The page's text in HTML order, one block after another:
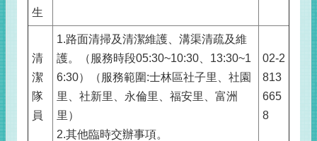
生
清
潔
隊
員
1.路面清掃及清潔維護、溝渠清疏及維
護。（服務時段05:30~10:30、13:30~1
6:30）（服務範圍:士林區社子里、社園
里、社新里、永倫里、福安里、富洲
里）
2.其他臨時交辦事項。
02-2
813
665
8